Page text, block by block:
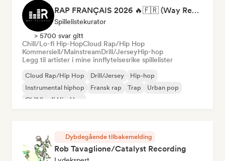
RAP FRANÇAIS 2026 🔥🇫🇷 (Way Records)
Spillelistekurator
> 5700 svar gitt
Chill/Lo-fi Hip-HopCloud Rap/Hip Hop
Kommersiell/MainstreamDrill/JerseyHip-hop
Legg til artister i mine innflytelsesrike spillelister
Cloud Rap/Hip Hop Drill/Jersey
Hip-hop
Instrumental hiphop
Fransk rap Trap
Urban pop
Chill/Lo-fi Hip-Hop
Dybdegående tilbakemelding
Rob Tavaglione/Catalyst Recording